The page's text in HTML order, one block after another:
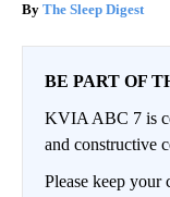
The Sleep Digest
BE PART OF
KVIA ABC 7 is
and constructive
Please keep your